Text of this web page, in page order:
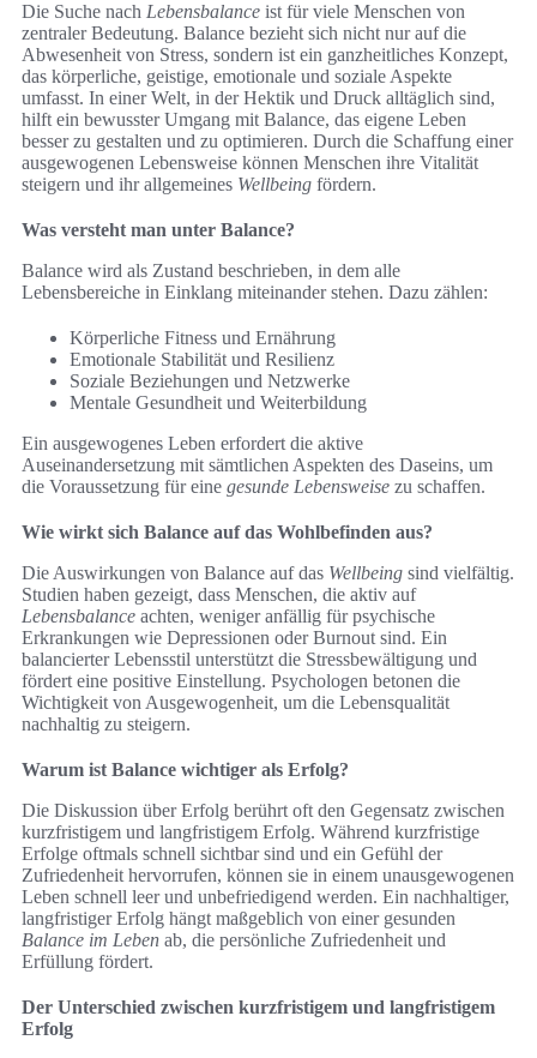
Die Suche nach Lebensbalance ist für viele Menschen von
zentraler Bedeutung. Balance bezieht sich nicht nur auf die
Abwesenheit von Stress, sondern ist ein ganzheitliches Konzept,
das körperliche, geistige, emotionale und soziale Aspekte
umfasst. In einer Welt, in der Hektik und Druck alltäglich sind,
hilft ein bewusster Umgang mit Balance, das eigene Leben
besser zu gestalten und zu optimieren. Durch die Schaffung einer
ausgewogenen Lebensweise können Menschen ihre Vitalität
steigern und ihr allgemeines Wellbeing fördern.
Was versteht man unter Balance?
Balance wird als Zustand beschrieben, in dem alle
Lebensbereiche in Einklang miteinander stehen. Dazu zählen:
Körperliche Fitness und Ernährung
Emotionale Stabilität und Resilienz
Soziale Beziehungen und Netzwerke
Mentale Gesundheit und Weiterbildung
Ein ausgewogenes Leben erfordert die aktive
Auseinandersetzung mit sämtlichen Aspekten des Daseins, um
die Voraussetzung für eine gesunde Lebensweise zu schaffen.
Wie wirkt sich Balance auf das Wohlbefinden aus?
Die Auswirkungen von Balance auf das Wellbeing sind vielfältig.
Studien haben gezeigt, dass Menschen, die aktiv auf
Lebensbalance achten, weniger anfällig für psychische
Erkrankungen wie Depressionen oder Burnout sind. Ein
balancierter Lebensstil unterstützt die Stressbewältigung und
fördert eine positive Einstellung. Psychologen betonen die
Wichtigkeit von Ausgewogenheit, um die Lebensqualität
nachhaltig zu steigern.
Warum ist Balance wichtiger als Erfolg?
Die Diskussion über Erfolg berührt oft den Gegensatz zwischen
kurzfristigem und langfristigem Erfolg. Während kurzfristige
Erfolge oftmals schnell sichtbar sind und ein Gefühl der
Zufriedenheit hervorrufen, können sie in einem unausgewogenen
Leben schnell leer und unbefriedigend werden. Ein nachhaltiger,
langfristiger Erfolg hängt maßgeblich von einer gesunden
Balance im Leben ab, die persönliche Zufriedenheit und
Erfüllung fördert.
Der Unterschied zwischen kurzfristigem und langfristigem
Erfolg